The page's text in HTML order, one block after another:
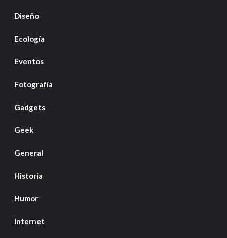
Diseño
Ecología
Eventos
Fotografía
Gadgets
Geek
General
Historia
Humor
Internet